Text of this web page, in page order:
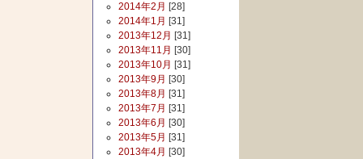
2014年2月 [28]
2014年1月 [31]
2013年12月 [31]
2013年11月 [30]
2013年10月 [31]
2013年9月 [30]
2013年8月 [31]
2013年7月 [31]
2013年6月 [30]
2013年5月 [31]
2013年4月 [30]